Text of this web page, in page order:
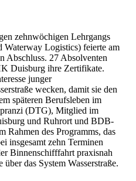
zehnwöchigen Lehrgangs
Logistics) feierte am
Abschluss. 27 Absolventen
Duisburg ihre Zertifikate.
junger
wecken, damit sie den
späteren Berufsleben im
(DTG), Mitglied im
und Ruhrort und BDB-
Rahmen des Programms, das
insgesamt zehn Terminen
Binnenschifffahrt praxisnah
das System Wasserstraße.